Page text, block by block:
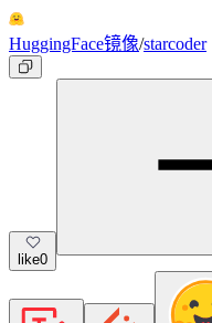
HuggingFace镜像/starcoder
like0